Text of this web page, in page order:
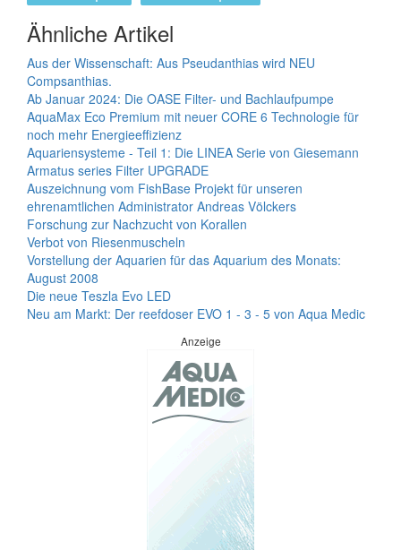
Ähnliche Artikel
Aus der Wissenschaft: Aus Pseudanthias wird NEU
Compsanthias.
Ab Januar 2024: Die OASE Filter- und Bachlaufpumpe
AquaMax Eco Premium mit neuer CORE 6 Technologie für
noch mehr Energieeffizienz
Aquariensysteme - Teil 1: Die LINEA Serie von Giesemann
Armatus series Filter UPGRADE
Auszeichnung vom FishBase Projekt für unseren
ehrenamtlichen Administrator Andreas Völckers
Forschung zur Nachzucht von Korallen
Verbot von Riesenmuscheln
Vorstellung der Aquarien für das Aquarium des Monats:
August 2008
Die neue Teszla Evo LED
Neu am Markt: Der reefdoser EVO 1 - 3 - 5 von Aqua Medic
Anzeige